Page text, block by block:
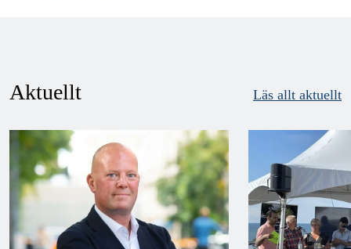
Aktuellt Läs allt aktuellt